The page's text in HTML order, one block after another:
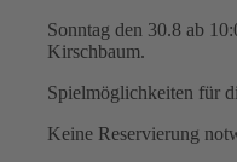
Sonntag den 30.8 ab
Kirschbaum.
Spielmöglichkeiten für
Keine Reservierung